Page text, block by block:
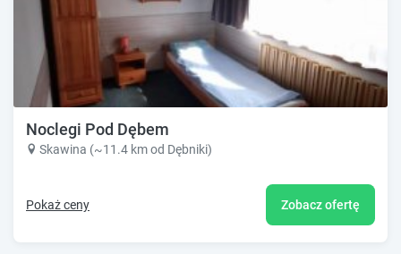
Noclegi Pod Dębem
Skawina (~11.4 km od Dębniki)
Pokaż ceny Zobacz ofertę